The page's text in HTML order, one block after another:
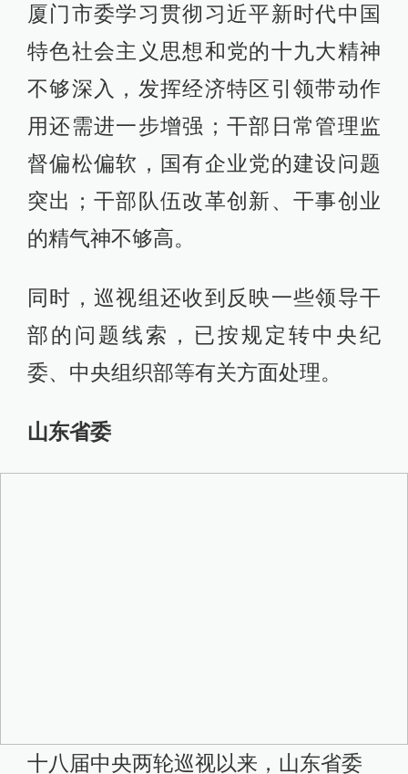
厦门市委学习贯彻习近平新时代中国
特色社会主义思想和党的十九大精神
不够深入，发挥经济特区引领带动作
用还需进一步增强；干部日常管理监
督偏松偏软，国有企业党的建设问题
突出；干部队伍改革创新、干事创业
的精气神不够高。
同时，巡视组还收到反映一些领导干
部的问题线索，已按规定转中央纪
委、中央组织部等有关方面处理。
山东省委
十八届中央两轮巡视以来，山东省委